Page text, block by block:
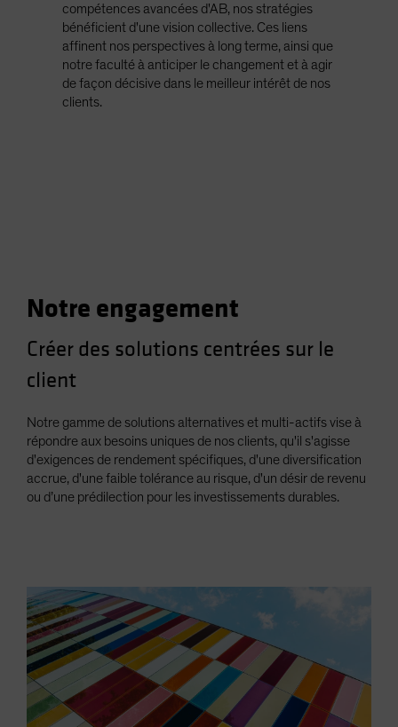
compétences avancées d'AB, nos stratégies
bénéficient d'une vision collective. Ces liens
affinent nos perspectives à long terme, ainsi que
notre faculté à anticiper le changement et à agir
de façon décisive dans le meilleur intérêt de nos
clients.
Notre engagement
Créer des solutions centrées sur le
client
Notre gamme de solutions alternatives et multi-actifs vise à
répondre aux besoins uniques de nos clients, qu'il s'agisse
d'exigences de rendement spécifiques, d'une diversification
accrue, d'une faible tolérance au risque, d'un désir de revenu
ou d’une prédilection pour les investissements durables.